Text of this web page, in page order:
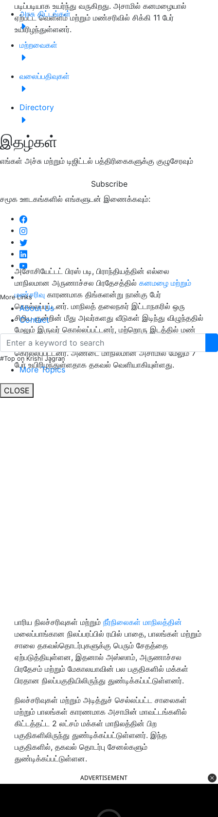
அரசு திட்டங்கள்
மற்றவைகள்
வலைப்பதிவுகள்
Directory
இதழ்கள்
எங்கள் அச்சு மற்றும் டிஜிட்டல் பத்திரிகைகளுக்கு குழுசேரவும்
Subscribe
சமூக ஊடகங்களில் எங்களுடன் இணைக்கவும்:
More Links
About Us
Contact
#Top on Krishi Jagran
More Topics
CLOSE
படிப்படியாக உயர்ந்து வருகிறது. அசாமில் கனமழையால்
ஏற்பட்ட வெள்ளம் மற்றும் மண்சரிவில் சிக்கி 11 பேர்
உயிரிழந்துள்ளனர்.
அசோசியேட்டட் பிரஸ் படி, பிராந்தியத்தின் எல்லை
மாநிலமான அருணாச்சல பிரதேசத்தில் கனமழை மற்றும்
மண்சரிவு காரணமாக திங்களன்று நான்கு பேர்
கொல்லப்பட்டனர். மாநிலத் தலைநகர் இட்டாநகரில் ஒரு
சிறிய குன்றின் மீது அவர்களது வீடுகள் இடிந்து விழுந்ததில்
மேலும் இருவர் கொல்லப்பட்டனர், மற்றொரு இடத்தில் மண்
சரிவுகளால் இரண்டு சாலை கட்டுமான தொழிலாளர்கள்
கொல்லப்பட்டனர். அண்டை மாநிலமான அசாமில் மேலும் 7
பேர் உயிரிழந்துள்ளதாக தகவல் வெளியாகியுள்ளது.
பாரிய நிலச்சரிவுகள் மற்றும் நீர்நிலைகள் மாநிலத்தின்
மலைப்பாங்கான நிலப்பரப்பில் ரயில் பாதை, பாலங்கள் மற்றும்
சாலை தகவல்தொடர்புகளுக்கு பெரும் சேதத்தை
ஏற்படுத்தியுள்ளன, இதனால் அஸ்ஸாம், அருணாச்சல
பிரதேசம் மற்றும் மேகாலயாவின் பல பகுதிகளில் மக்கள்
பிரதான நிலப்பகுதியிலிருந்து துண்டிக்கப்பட்டுள்ளனர்.
நிலச்சரிவுகள் மற்றும் அடித்துச் செல்லப்பட்ட சாலைகள்
மற்றும் பாலங்கள் காரணமாக அசாமின் மாவட்டங்களில்
கிட்டத்தட்ட 2 லட்சம் மக்கள் மாநிலத்தின் பிற
பகுதிகளிலிருந்து துண்டிக்கப்பட்டுள்ளனர். இந்த
பகுதிகளில், தகவல் தொடர்பு சேனல்களும்
துண்டிக்கப்பட்டுள்ளன.
ADVERTISEMENT